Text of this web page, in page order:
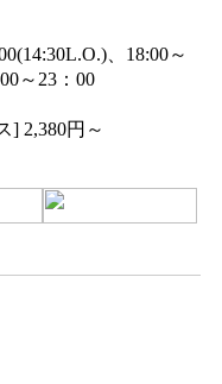
、18:00～
～23：00
円～